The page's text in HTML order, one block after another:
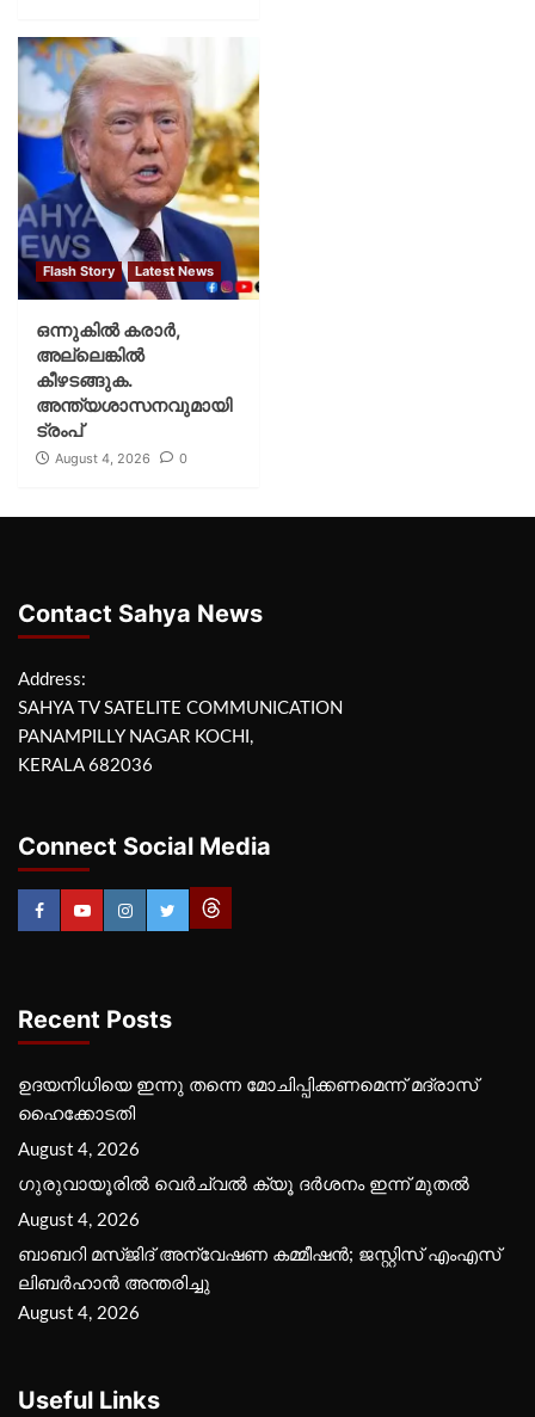
Flash Story Latest News
ഒന്നുകില്‍ കരാര്‍,
അല്ലെങ്കില്‍
കീഴടങ്ങുക.
അന്ത്യശാസനവുമായി
ട്രംപ്
August 4, 2026 0
Contact Sahya News
Address:
SAHYA TV SATELITE COMMUNICATION
PANAMPILLY NAGAR KOCHI,
KERALA 682036
Connect Social Media
Recent Posts
ഉദയനിധിയെ ഇന്നു തന്നെ മോചിപ്പിക്കണമെന്ന് മദ്രാസ്
ഹൈക്കോടതി
August 4, 2026
ഗുരുവായൂരില്‍ വെര്‍ച്വല്‍ ക്യൂ ദര്‍ശനം ഇന്ന് മുതല്‍
August 4, 2026
ബാബറി മസ്ജിദ് അന്വേഷണ കമ്മീഷന്‍; ജസ്റ്റിസ് എംഎസ്
ലിബര്‍ഹാന്‍ അന്തരിച്ചു
August 4, 2026
Useful Links